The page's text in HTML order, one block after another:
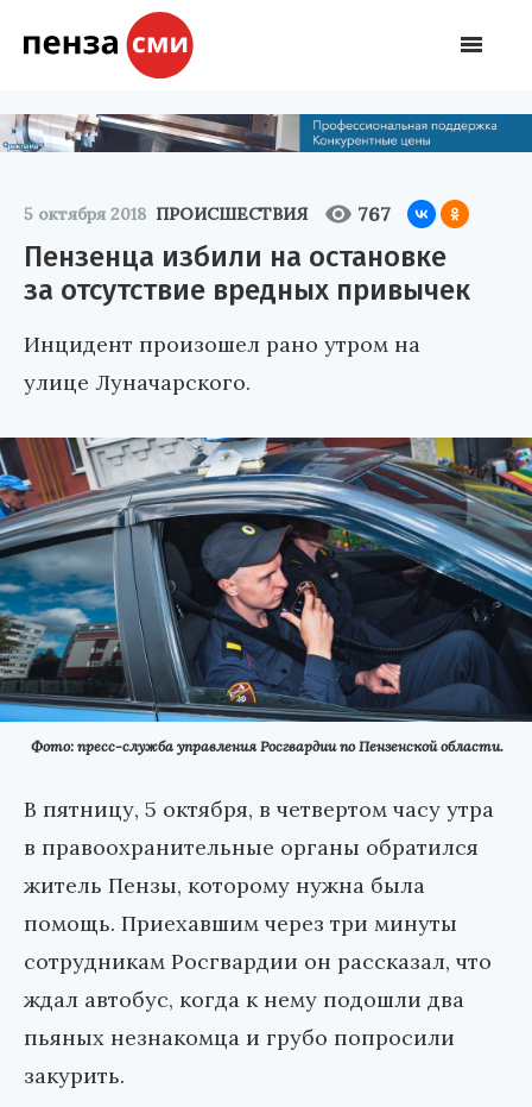
5 октября 2018 ПРОИСШЕСТВИЯ 767
Пензенца избили на остановке
за отсутствие вредных привычек
Инцидент произошел рано утром на
улице Луначарского.
Фото: пресс-служба управления Росгвардии по Пензенской области.
В пятницу, 5 октября, в четвертом часу утра
в правоохранительные органы обратился
житель Пензы, которому нужна была
помощь. Приехавшим через три минуты
сотрудникам Росгвардии он рассказал, что
ждал автобус, когда к нему подошли два
пьяных незнакомца и грубо попросили
закурить.